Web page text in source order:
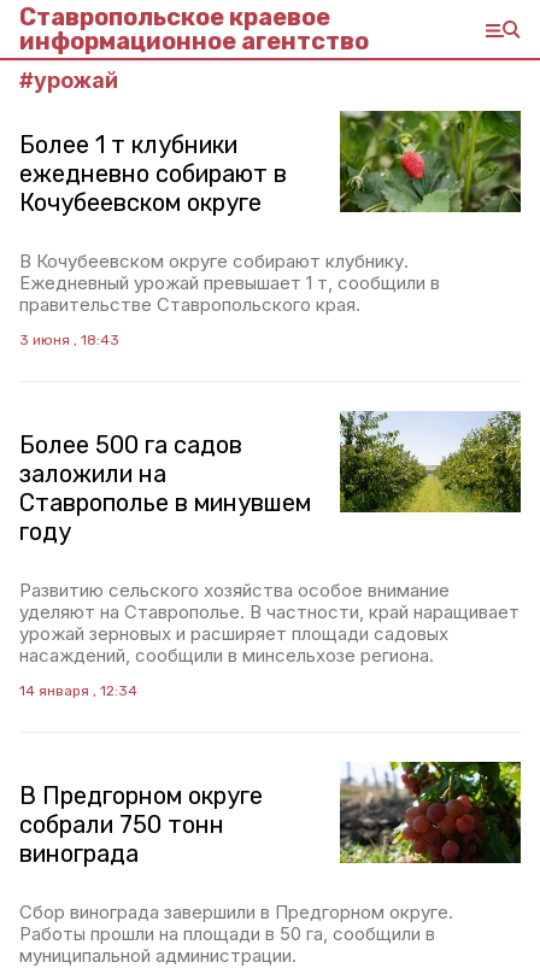
Ставропольское краевое
информационное агентство
#урожай
Более 1 т клубники
ежедневно собирают в
Кочубеевском округе
В Кочубеевском округе собирают клубнику.
Ежедневный урожай превышает 1 т, сообщили в
правительстве Ставропольского края.
3 июня , 18:43
Более 500 га садов
заложили на
Ставрополье в минувшем
году
Развитию сельского хозяйства особое внимание
уделяют на Ставрополье. В частности, край наращивает
урожай зерновых и расширяет площади садовых
насаждений, сообщили в минсельхозе региона.
14 января , 12:34
В Предгорном округе
собрали 750 тонн
винограда
Сбор винограда завершили в Предгорном округе.
Работы прошли на площади в 50 га, сообщили в
муниципальной администрации.